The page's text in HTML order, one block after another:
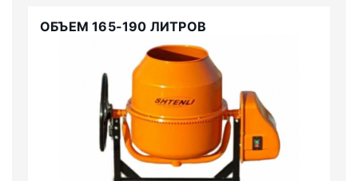
ОБЪЕМ 165-190 ЛИТРОВ